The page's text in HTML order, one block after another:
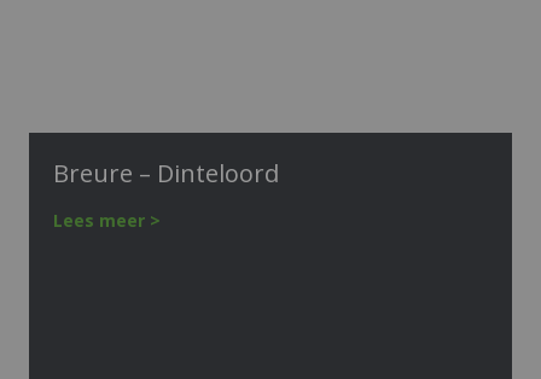
Breure – Dinteloord
Lees meer >